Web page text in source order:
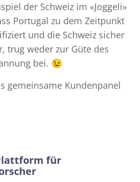
der Schweiz im «Joggeli»
Portugal zu dem Zeitpunkt
und die Schweiz sicher
trug weder zur Güte des
bei. 😉
gemeinsame Kundenpanel
für